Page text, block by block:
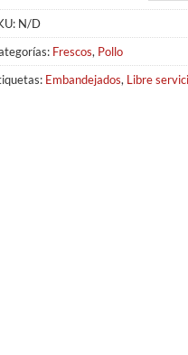
N/D
Frescos, Pollo
Embandejados, Libre